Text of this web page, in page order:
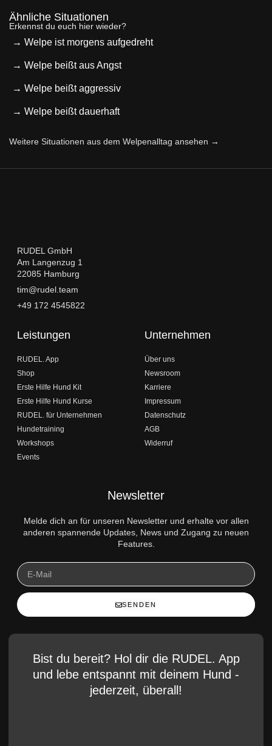
Ähnliche Situationen
Erkennst du euch hier wieder?
→ Welpe ist morgens aufgedreht
→ Welpe beißt aus Angst
→ Welpe beißt aggressiv
→ Welpe beißt dauerhaft
Weitere Situationen aus dem Welpenalltag ansehen →
RUDEL GmbH
Am Langenzug 1
22085 Hamburg
tim@rudel.team
+49 172 4545822
Leistungen
RUDEL. App
Shop
Erste Hilfe Hund Kit
Erste Hilfe Hund Kurse
RUDEL. für Unternehmen
Hundetraining
Workshops
Events
Unternehmen
Über uns
Newsroom
Karriere
Impressum
Datenschutz
AGB
Widerruf
Newsletter
Melde dich an für unseren Newsletter und erhalte vor allen
anderen spannende Updates, News und Zugang zu neuen
Features.
SENDEN
Bist du bereit? Hol dir die RUDEL. App
und lebe entspannt mit deinem Hund -
jederzeit, überall!